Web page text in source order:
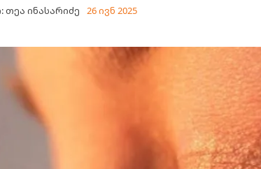
თეა ინასარიძე 26 ივნ 2025